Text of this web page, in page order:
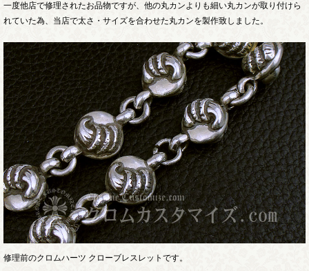
一度他店で修理されたお品物ですが、他の丸カンよりも細い丸カンが取り付けら
れていた為、当店で太さ・サイズを合わせた丸カンを製作致しました。
修理前のクロムハーツ クローブレスレットです。